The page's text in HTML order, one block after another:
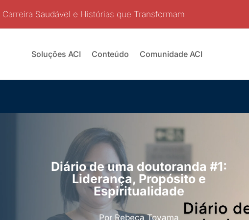
Carreira Saudável e Histórias que Transformam
Soluções ACI Conteúdo Comunidade ACI
Diário de uma doutoranda #1:
Liderança, Propósito e
Espiritualidade
Por Rebeca Toyama